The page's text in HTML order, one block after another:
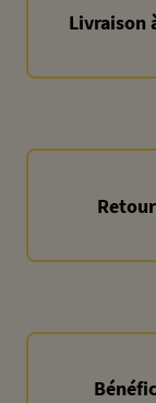
Livraison